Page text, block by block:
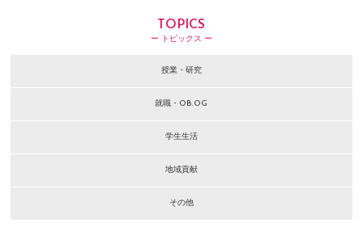
TOPICS
ー トピックス ー
授業・研究
就職・OB.OG
学生生活
地域貢献
その他